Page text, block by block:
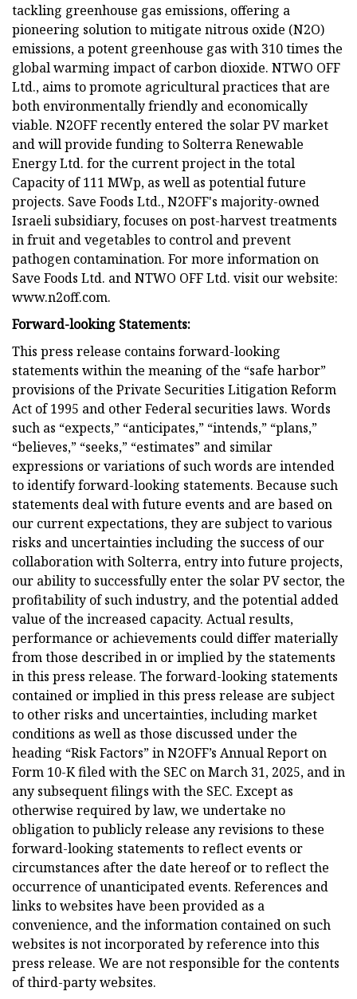
tackling greenhouse gas emissions, offering a
pioneering solution to mitigate nitrous oxide (N2O)
emissions, a potent greenhouse gas with 310 times the
global warming impact of carbon dioxide. NTWO OFF
Ltd., aims to promote agricultural practices that are
both environmentally friendly and economically
viable. N2OFF recently entered the solar PV market
and will provide funding to Solterra Renewable
Energy Ltd. for the current project in the total
Capacity of 111 MWp, as well as potential future
projects. Save Foods Ltd., N2OFF's majority-owned
Israeli subsidiary, focuses on post-harvest treatments
in fruit and vegetables to control and prevent
pathogen contamination. For more information on
Save Foods Ltd. and NTWO OFF Ltd. visit our website:
www.n2off.com.
Forward-looking Statements:
This press release contains forward-looking
statements within the meaning of the “safe harbor”
provisions of the Private Securities Litigation Reform
Act of 1995 and other Federal securities laws. Words
such as “expects,” “anticipates,” “intends,” “plans,”
“believes,” “seeks,” “estimates” and similar
expressions or variations of such words are intended
to identify forward-looking statements. Because such
statements deal with future events and are based on
our current expectations, they are subject to various
risks and uncertainties including the success of our
collaboration with Solterra, entry into future projects,
our ability to successfully enter the solar PV sector, the
profitability of such industry, and the potential added
value of the increased capacity. Actual results,
performance or achievements could differ materially
from those described in or implied by the statements
in this press release. The forward-looking statements
contained or implied in this press release are subject
to other risks and uncertainties, including market
conditions as well as those discussed under the
heading “Risk Factors” in N2OFF’s Annual Report on
Form 10-K filed with the SEC on March 31, 2025, and in
any subsequent filings with the SEC. Except as
otherwise required by law, we undertake no
obligation to publicly release any revisions to these
forward-looking statements to reflect events or
circumstances after the date hereof or to reflect the
occurrence of unanticipated events. References and
links to websites have been provided as a
convenience, and the information contained on such
websites is not incorporated by reference into this
press release. We are not responsible for the contents
of third-party websites.